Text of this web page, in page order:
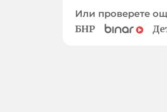
Или проверете
БНР